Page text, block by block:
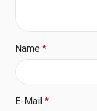
Name *
E-Mail *